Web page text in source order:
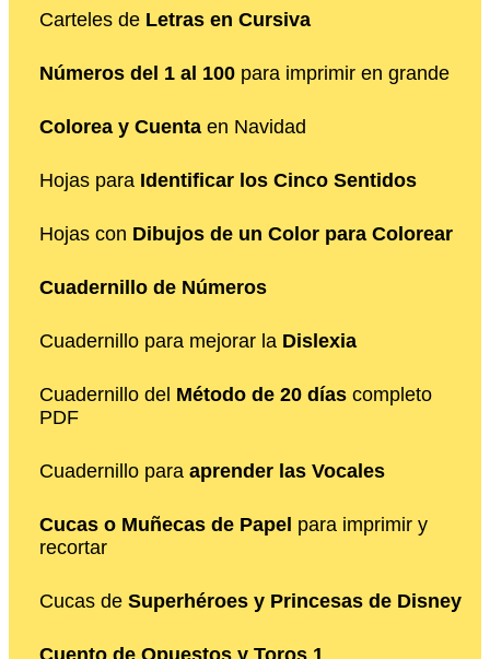
Carteles de Letras en Cursiva
Números del 1 al 100 para imprimir en grande
Colorea y Cuenta en Navidad
Hojas para Identificar los Cinco Sentidos
Hojas con Dibujos de un Color para Colorear
Cuadernillo de Números
Cuadernillo para mejorar la Dislexia
Cuadernillo del Método de 20 días completo
PDF
Cuadernillo para aprender las Vocales
Cucas o Muñecas de Papel para imprimir y
recortar
Cucas de Superhéroes y Princesas de Disney